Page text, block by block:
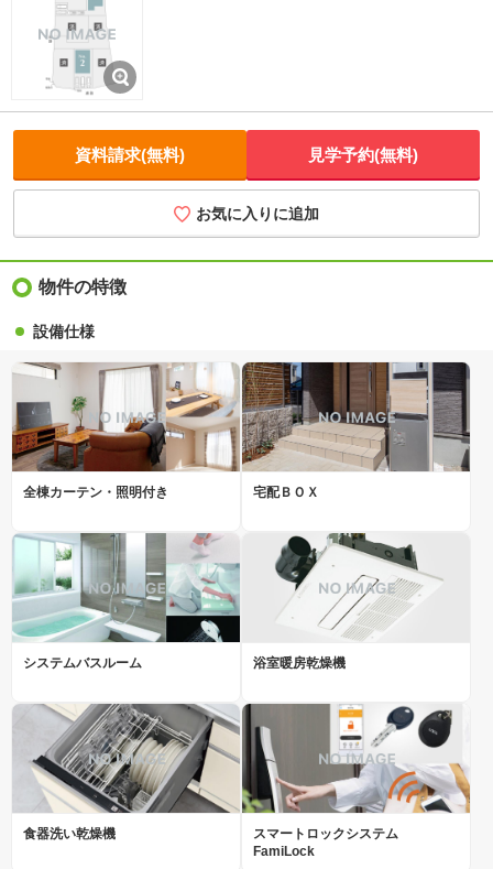
資料請求(無料) 見学予約(無料)
お気に入りに追加
物件の特徴
設備仕様
全棟カーテン・照明付き 宅配ＢＯＸ
システムバスルーム 浴室暖房乾燥機
食器洗い乾燥機
スマートロックシステム
FamiLock